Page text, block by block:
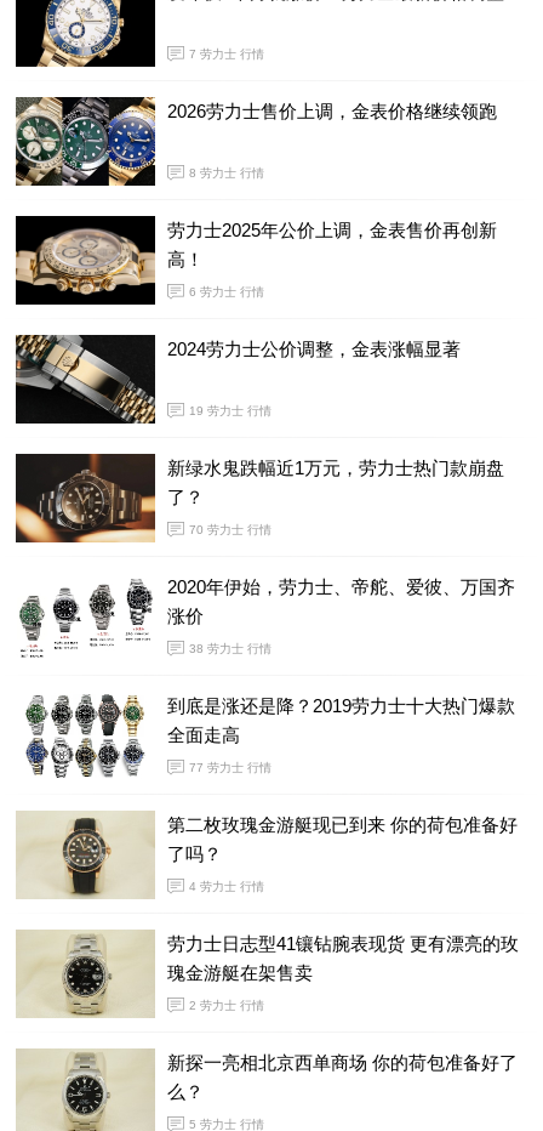
7 劳力士 行情
2026劳力士售价上调，金表价格继续领跑
8 劳力士 行情
劳力士2025年公价上调，金表售价再创新
高！
6 劳力士 行情
2024劳力士公价调整，金表涨幅显著
19 劳力士 行情
新绿水鬼跌幅近1万元，劳力士热门款崩盘
了？
70 劳力士 行情
2020年伊始，劳力士、帝舵、爱彼、万国齐
涨价
38 劳力士 行情
到底是涨还是降？2019劳力士十大热门爆款
全面走高
77 劳力士 行情
第二枚玫瑰金游艇现已到来 你的荷包准备好
了吗？
4 劳力士 行情
劳力士日志型41镶钻腕表现货 更有漂亮的玫
瑰金游艇在架售卖
2 劳力士 行情
新探一亮相北京西单商场 你的荷包准备好了
么？
5 劳力士 行情